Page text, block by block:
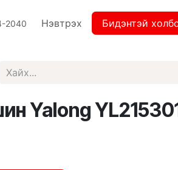
2040 Нэвтрэх Бидэнтэй
Үдээсний машин Yalong